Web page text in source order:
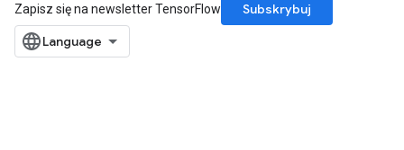
Zapisz się na newsletter TensorFlow
Subskrybuj